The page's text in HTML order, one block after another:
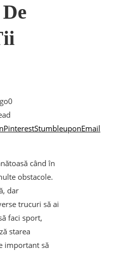
0
PinterestStumbleuponEmail
când în
obstacole.
dar
trucuri să ai
faci sport,
starea
important să